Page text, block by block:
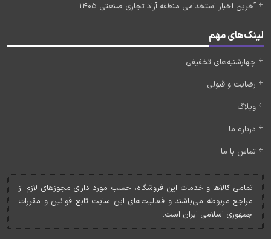
آخرین اخبار استخدامی منطقه آزاد تجاری صنعتی 1405
لینک‌های مهم
چهارشنبه‌های تخفیفی
رضایت و قبولی
وبلاگ
درباره ما
تماس با ما
تمامی کالاها و خدمات اين فروشگاه، حسب مورد دارای مجوزهای لازم از
مراجع مربوطه می‌باشند و فعاليت‌های اين سايت تابع قوانين و مقررات
جمهوری اسلامی ايران است.